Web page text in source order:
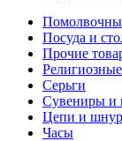
Посуда и
Прочие
Серьги
Сувениры и
Цепи и
Часы